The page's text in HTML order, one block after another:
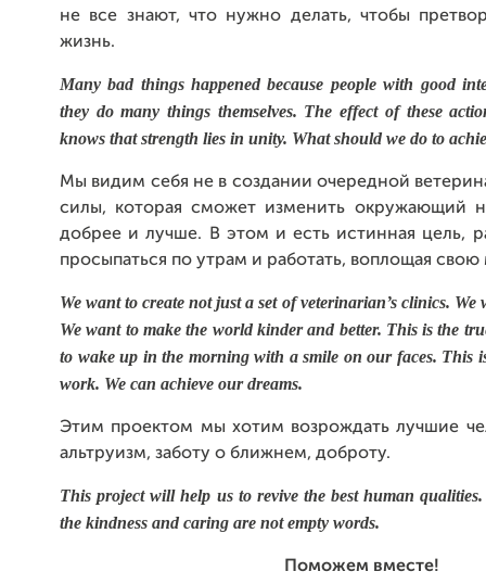
не все знают, что нужно делать, чтобы
жизнь.
Many bad things happened because people with good
they do many things themselves. The effect of these
knows that strength lies in unity. What should we do to
Мы видим себя не в создании очередной
силы, которая сможет изменить окружающий
добрее и лучше. В этом и есть истинная цель,
просыпаться по утрам и работать, воплощая свою
We want to create not just a set of veterinarian’s clinics.
We want to make the world kinder and better. This is the
to wake up in the morning with a smile on our faces. This
work. We can achieve our dreams.
Этим проектом мы хотим возрождать лучшие
альтруизм, заботу о ближнем, доброту.
This project will help us to revive the best human
the kindness and caring are not empty words.
Поможем вместе!